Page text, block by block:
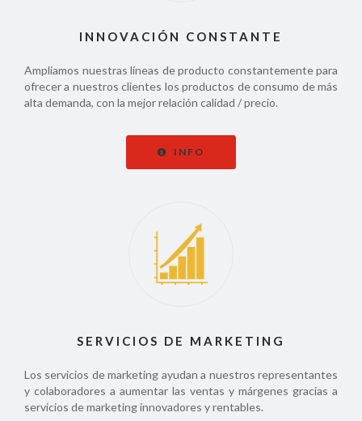
INNOVACIÓN CONSTANTE
Ampliamos nuestras líneas de producto constantemente para
ofrecer a nuestros clientes los productos de consumo de más
alta demanda, con la mejor relación calidad / precio.
INFO
SERVICIOS DE MARKETING
Los servicios de marketing ayudan a nuestros representantes
y colaboradores a aumentar las ventas y márgenes gracias a
servicios de marketing innovadores y rentables.